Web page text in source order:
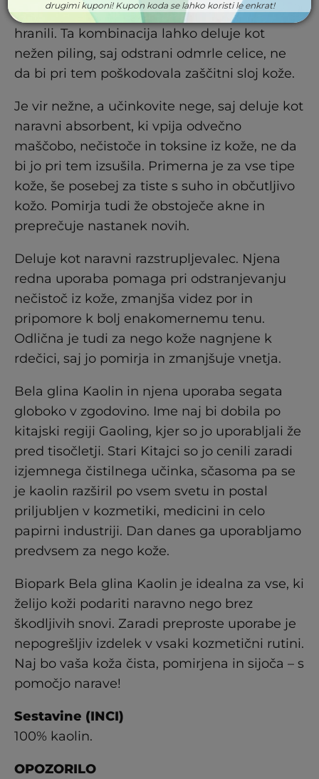
pomagajo pri obnovi kože in jo oskrbijo s
hranili. Ta kombinacija lahko deluje kot
nežen piling, saj odstrani odmrle celice, ne
da bi pri tem poškodovala zaščitni sloj kože.
Je vir nežne, a učinkovite nege, saj deluje kot
naravni absorbent, ki vpija odvečno
maščobo, nečistoče in toksine iz kože, ne da
bi jo pri tem izsušila. Primerna je za vse tipe
kože, še posebej za tiste s suho in občutljivo
kožo. Pomirja tudi že obstoječe akne in
preprečuje nastanek novih.
Deluje kot naravni razstrupljevalec. Njena
redna uporaba pomaga pri odstranjevanju
nečistoč iz kože, zmanjša videz por in
pripomore k bolj enakomernemu tenu.
Odlična je tudi za nego kože nagnjene k
rdečici, saj jo pomirja in zmanjšuje vnetja.
Bela glina Kaolin in njena uporaba segata
globoko v zgodovino. Ime naj bi dobila po
kitajski regiji Gaoling, kjer so jo uporabljali že
pred tisočletji. Stari Kitajci so jo cenili zaradi
izjemnega čistilnega učinka, sčasoma pa se
je kaolin razširil po vsem svetu in postal
priljubljen v kozmetiki, medicini in celo
papirni industriji. Dan danes ga uporabljamo
predvsem za nego kože.
Biopark Bela glina Kaolin je idealna za vse, ki
želijo koži podariti naravno nego brez
škodljivih snovi. Zaradi preproste uporabe je
nepogrešljiv izdelek v vsaki kozmetični rutini.
Naj bo vaša koža čista, pomirjena in sijoča – s
pomočjo narave!
Sestavine (INCI)
100% kaolin.
OPOZORILO
drugimi kuponi! Kupon koda se lahko koristi le enkrat!